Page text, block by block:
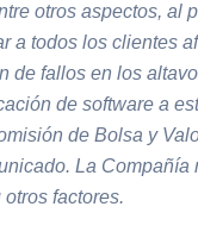
otros aspectos, al
a todos los clientes
de fallos en los
de software a
de Bolsa y
La
factores.